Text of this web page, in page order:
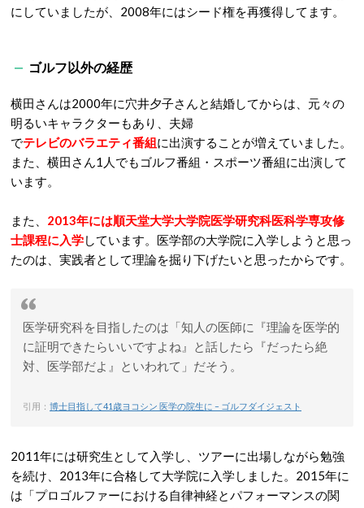
にしていましたが、2008年にはシード権を再獲得してます。
ゴルフ以外の経歴
横田さんは2000年に穴井夕子さんと結婚してからは、元々の
明るいキャラクターもあり、夫婦
でテレビのバラエティ番組に出演することが増えていました。
また、横田さん1人でもゴルフ番組・スポーツ番組に出演して
います。
また、 2013年には順天堂大学大学院医学研究科医科学専攻修
士課程に入学しています。医学部の大学院に入学しようと思っ
たのは、実践者として理論を掘り下げたいと思ったからです。
医学研究科を目指したのは「知人の医師に『理論を医学的
に証明できたらいいですよね』と話したら『だったら絶
対、医学部だよ』といわれて」だそう。
引用： 博士目指して41歳ヨコシン 医学の院生に – ゴルフダイジェスト
2011年には研究生として入学し、ツアーに出場しながら勉強
を続け、2013年に合格して大学院に入学しました。2015年に
は「プロゴルファーにおける自律神経とパフォーマンスの関